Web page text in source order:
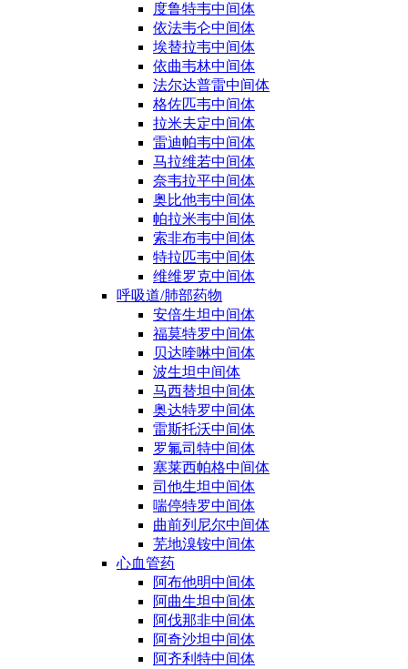
度鲁特韦中间体
依法韦仑中间体
埃替拉韦中间体
依曲韦林中间体
法尔达普雷中间体
格佐匹韦中间体
拉米夫定中间体
雷迪帕韦中间体
马拉维若中间体
奈韦拉平中间体
奥比他韦中间体
帕拉米韦中间体
索非布韦中间体
特拉匹韦中间体
维维罗克中间体
呼吸道/肺部药物
安倍生坦中间体
福莫特罗中间体
贝达喹啉中间体
波生坦中间体
马西替坦中间体
奥达特罗中间体
雷斯托沃中间体
罗氟司特中间体
塞莱西帕格中间体
司他生坦中间体
喘停特罗中间体
曲前列尼尔中间体
芜地溴铵中间体
心血管药
阿布他明中间体
阿曲生坦中间体
阿伐那非中间体
阿奇沙坦中间体
阿齐利特中间体